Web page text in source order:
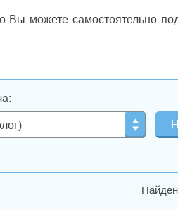
можете самостоятельно